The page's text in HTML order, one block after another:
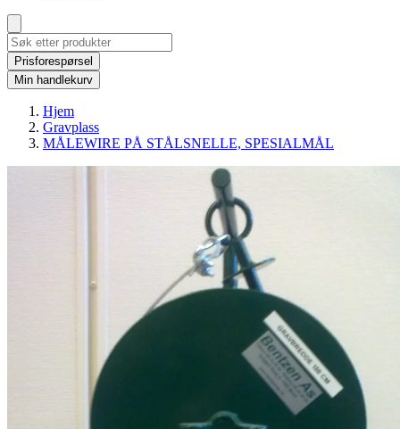
Prisforespørsel
Min handlekurv
Hjem
Gravplass
MÅLEWIRE PÅ STÅLSNELLE, SPESIALMÅL